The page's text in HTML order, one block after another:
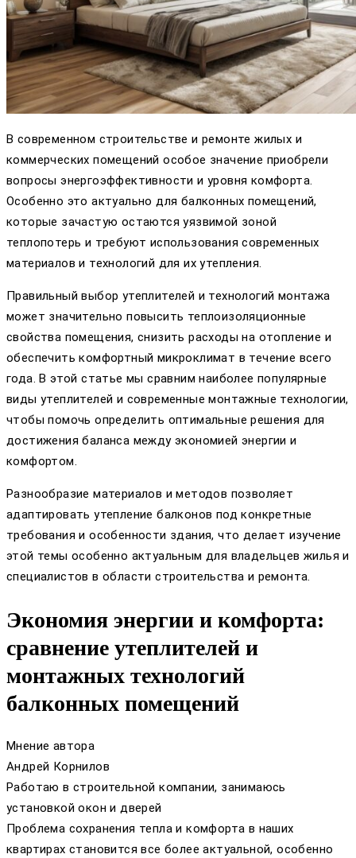
В современном строительстве и ремонте жилых и
коммерческих помещений особое значение приобрели
вопросы энергоэффективности и уровня комфорта.
Особенно это актуально для балконных помещений,
которые зачастую остаются уязвимой зоной
теплопотерь и требуют использования современных
материалов и технологий для их утепления.
Правильный выбор утеплителей и технологий монтажа
может значительно повысить теплоизоляционные
свойства помещения, снизить расходы на отопление и
обеспечить комфортный микроклимат в течение всего
года. В этой статье мы сравним наиболее популярные
виды утеплителей и современные монтажные технологии,
чтобы помочь определить оптимальные решения для
достижения баланса между экономией энергии и
комфортом.
Разнообразие материалов и методов позволяет
адаптировать утепление балконов под конкретные
требования и особенности здания, что делает изучение
этой темы особенно актуальным для владельцев жилья и
специалистов в области строительства и ремонта.
Экономия энергии и комфорта:
сравнение утеплителей и
монтажных технологий
балконных помещений
Мнение автора
Андрей Корнилов
Работаю в строительной компании, занимаюсь
установкой окон и дверей
Проблема сохранения тепла и комфорта в наших
квартирах становится все более актуальной, особенно